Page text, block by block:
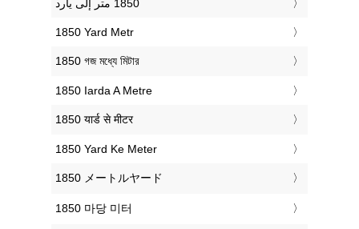
‎1850 Yard Metr
‎1850 গজ মধ্যে মিটার
‎1850 Iarda A Metre
‎1850 यार्ड से मीटर
‎1850 Yard Ke Meter
‎1850 メートルヤード
‎1850 마당 미터